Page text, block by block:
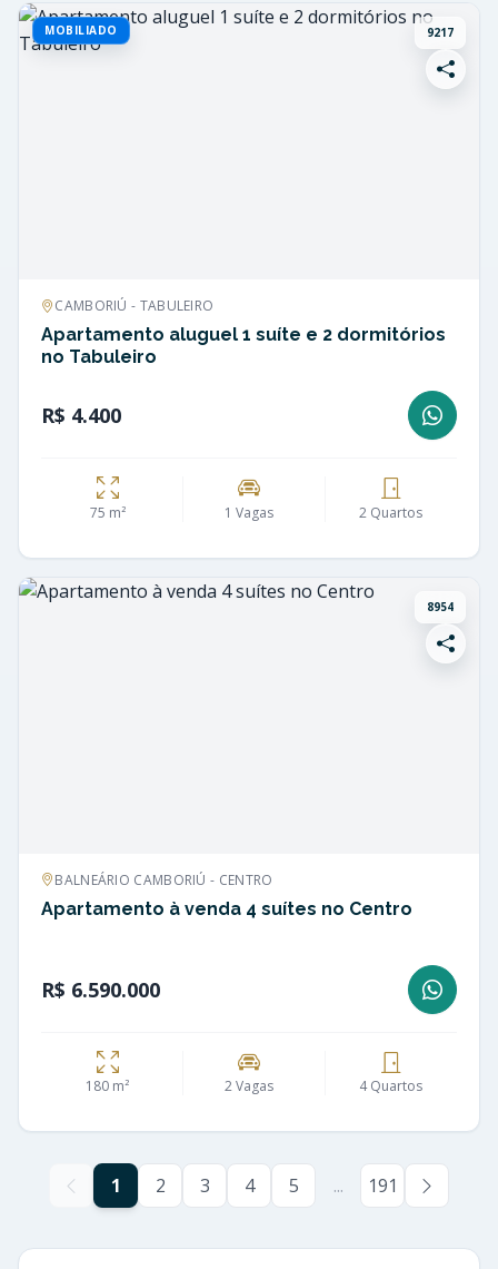
MOBILIADO 9217
CAMBORIÚ - TABULEIRO
Apartamento aluguel 1 suíte e 2 dormitórios
no Tabuleiro
R$ 4.400
75 m² 1 Vagas 2 Quartos
8954
BALNEÁRIO CAMBORIÚ - CENTRO
Apartamento à venda 4 suítes no Centro
R$ 6.590.000
180 m² 2 Vagas 4 Quartos
1 2 3 4 5 ... 191